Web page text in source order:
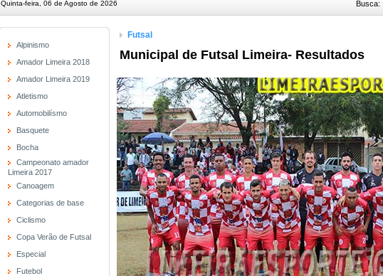
Quinta-feira, 06 de Agosto de 2026 Busca:
Alpinismo
Amador Limeira 2018
Amador Limeira 2019
Atletismo
Automobilísmo
Basquete
Bocha
Campeonato amador
Limeira 2017
Canoagem
Categorias de base
Ciclismo
Copa Verão de Futsal
Especial
Futebol
Futsal
Municipal de Futsal Limeira- Resultados